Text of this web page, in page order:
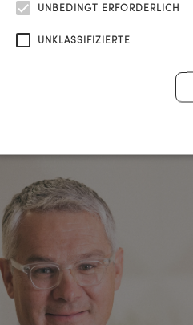
UNBEDINGT ERFORDERLICH
UNKLASSIFIZIERTE